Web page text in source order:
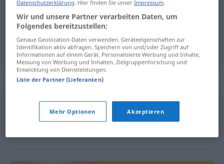
einenTrinkspruchauf jemanden ausbringen
porter
Beispielsätze für "ausbringen"
Trinkspruchauf jemanden ausbringen
untoastàqn
Datenschutzerklärung. Hier finden Sie unserImpressum.
Wir und unsere Partner verarbeiten Daten, um
Folgendes bereitzustellen:
Genaue Geolocation-Daten verwenden. Geräteeigenschaften zur
Identifikation aktiv abfragen. Speichern von und/oder Zugriff auf
Informationen auf einem Gerät. Personalisierte Werbung und Inhalte,
Messung von Werbung und Inhalten, Zielgruppenforschung und
Entwicklung von Dienstleistungen.
Liste der Partner (Lieferanten)
Mehr Optionen Akzeptieren